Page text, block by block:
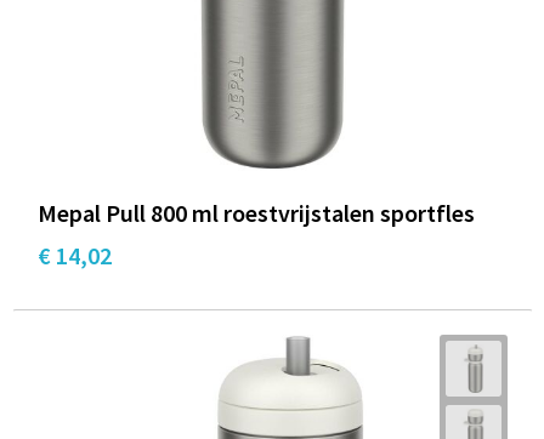
Mepal Pull 800 ml roestvrijstalen sportfles
€ 14,02